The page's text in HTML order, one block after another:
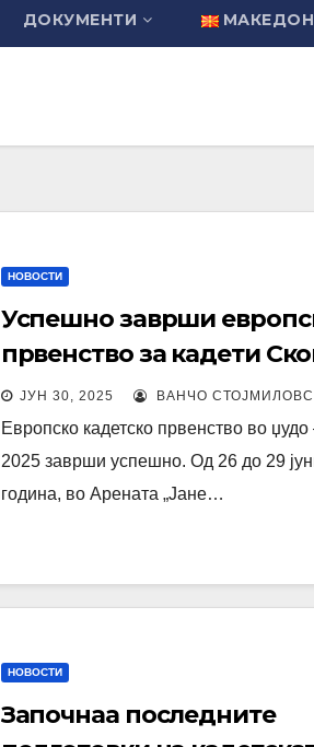
ДОКУМЕНТИ
НОВОСТИ
Успешно заврши
првенство за кадети
ЈУН 30, 2025 ВАНЧО
Европско кадетско првенство во џудо
2025 заврши успешно. Од 26 до 29
година, во Арената „Јане…
НОВОСТИ
Започнаа последните